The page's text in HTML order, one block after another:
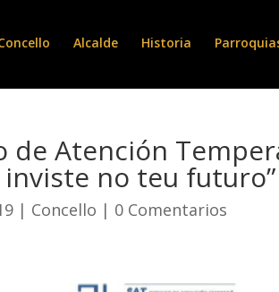
Alcalde Historia
de Atención
inviste no teu futuro”
| Concello | 0 Comentarios